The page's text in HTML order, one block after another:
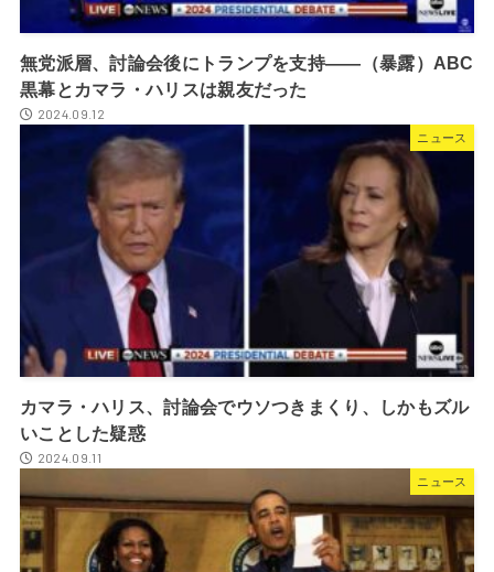
無党派層、討論会後にトランプを支持――（暴露）ABC
黒幕とカマラ・ハリスは親友だった
2024.09.12
ニュース
カマラ・ハリス、討論会でウソつきまくり、しかもズル
いことした疑惑
2024.09.11
ニュース